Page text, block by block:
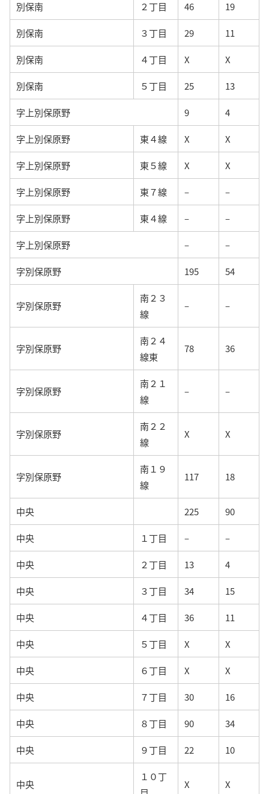
別保南 ２丁目 46 19
別保南 ３丁目 29 11
別保南 ４丁目 X X
別保南 ５丁目 25 13
字上別保原野 9 4
字上別保原野 東４線 X X
字上別保原野 東５線 X X
字上別保原野 東７線 – –
字上別保原野 東４線 – –
字上別保原野 – –
字別保原野 195 54
字別保原野
南２３
線
– –
字別保原野
南２４
線東
78 36
字別保原野
南２１
線
– –
字別保原野
南２２
線
X X
字別保原野
南１９
線
117 18
中央 225 90
中央 １丁目 – –
中央 ２丁目 13 4
中央 ３丁目 34 15
中央 ４丁目 36 11
中央 ５丁目 X X
中央 ６丁目 X X
中央 ７丁目 30 16
中央 ８丁目 90 34
中央 ９丁目 22 10
中央
１０丁
X X